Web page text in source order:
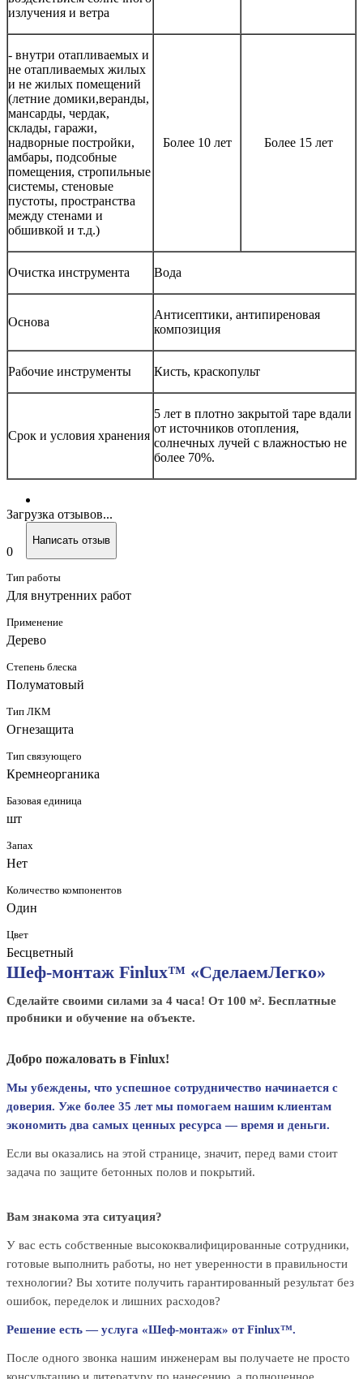
излучения и ветра
- внутри отапливаемых и
не отапливаемых жилых
и не жилых помещений
(летние домики,веранды,
мансарды, чердак,
склады, гаражи,
надворные постройки,
амбары, подсобные
помещения, стропильные
системы, стеновые
пустоты, пространства
между стенами и
обшивкой и т.д.)
Более 10 лет Более 15 лет
Очистка инструмента Вода
Основа
Антисептики, антипиреновая
композиция
Рабочие инструменты Кисть, краскопульт
Срок и условия хранения
5 лет в плотно закрытой таре вдали
от источников отопления,
солнечных лучей с влажностью не
более 70%.
Загрузка отзывов...
0
Написать отзыв
Тип работы
Для внутренних работ
Применение
Дерево
Степень блеска
Полуматовый
Тип ЛКМ
Огнезащита
Тип связующего
Кремнеорганика
Базовая единица
шт
Запах
Нет
Количество компонентов
Один
Цвет
Бесцветный
Шеф-монтаж Finlux™ «СделаемЛегко»
Сделайте своими силами за 4 часа! От 100 м². Бесплатные
пробники и обучение на объекте.
Добро пожаловать в Finlux!
Мы убеждены, что успешное сотрудничество начинается с
доверия. Уже более 35 лет мы помогаем нашим клиентам
экономить два самых ценных ресурса — время и деньги.
Если вы оказались на этой странице, значит, перед вами стоит
задача по защите бетонных полов и покрытий.
Вам знакома эта ситуация?
У вас есть собственные высококвалифицированные сотрудники,
готовые выполнить работы, но нет уверенности в правильности
технологии? Вы хотите получить гарантированный результат без
ошибок, переделок и лишних расходов?
Решение есть — услуга «Шеф-монтаж» от Finlux™.
После одного звонка нашим инженерам вы получаете не просто